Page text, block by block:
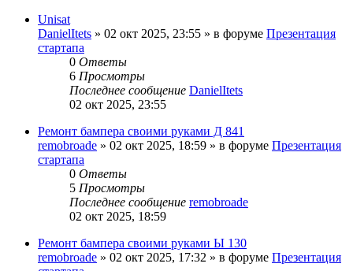
Unisat
DanielItets » 02 окт 2025, 23:55 » в форуме Презентация
стартапа
0 Ответы
6 Просмотры
Последнее сообщение DanielItets
02 окт 2025, 23:55
Ремонт бампера своими руками Д 841
remobroade » 02 окт 2025, 18:59 » в форуме Презентация
стартапа
0 Ответы
5 Просмотры
Последнее сообщение remobroade
02 окт 2025, 18:59
Ремонт бампера своими руками Ы 130
remobroade » 02 окт 2025, 17:32 » в форуме Презентация